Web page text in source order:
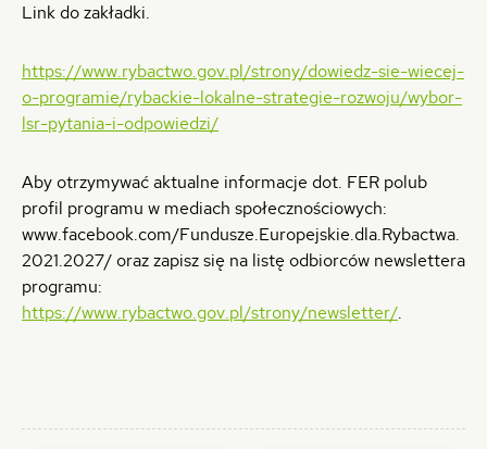
Link do zakładki.
https://www.rybactwo.gov.pl/strony/dowiedz-sie-wiecej-
o-programie/rybackie-lokalne-strategie-rozwoju/wybor-
lsr-pytania-i-odpowiedzi/
Aby otrzymywać aktualne informacje dot. FER polub
profil programu w mediach społecznościowych:
www.facebook.com/Fundusze.Europejskie.dla.Rybactwa.
2021.2027/ oraz zapisz się na listę odbiorców newslettera
programu:
https://www.rybactwo.gov.pl/strony/newsletter/.